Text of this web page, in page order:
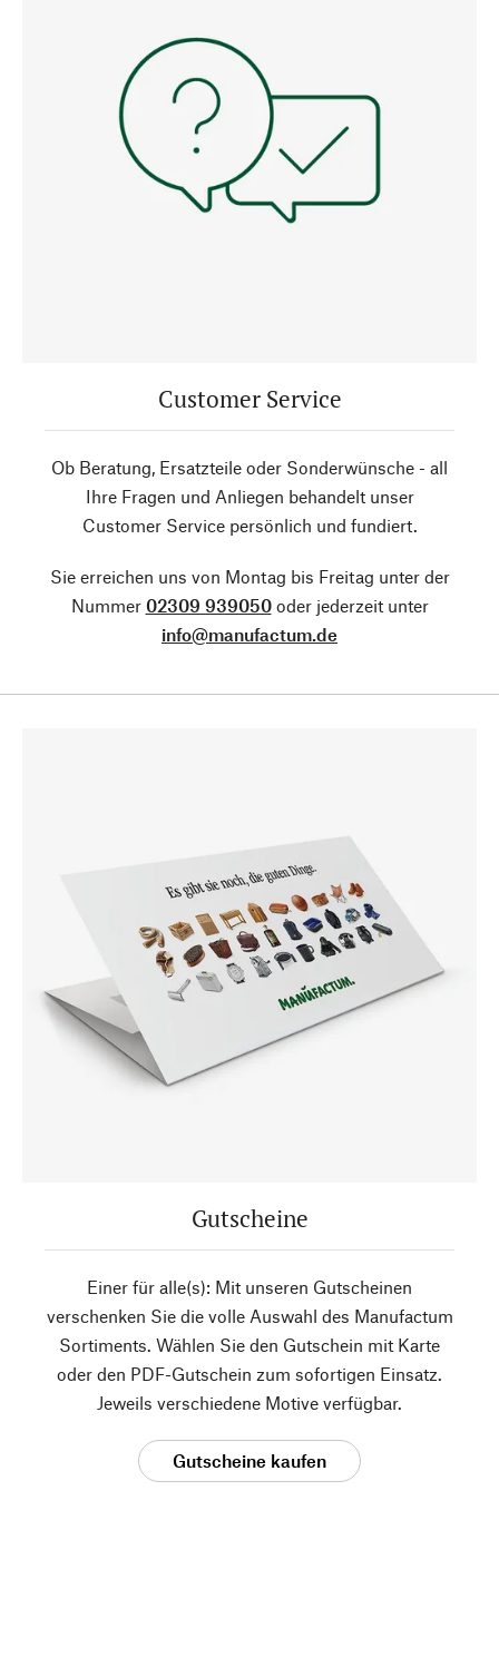
Customer Service
Ob Beratung, Ersatzteile oder Sonderwünsche - all
Ihre Fragen und Anliegen behandelt unser
Customer Service persönlich und fundiert.
Sie erreichen uns von Montag bis Freitag unter der
Nummer 02309 939050oder jederzeit unter
info@manufactum.de
Gutscheine
Einer für alle(s): Mit unseren Gutscheinen
verschenken Sie die volle Auswahl des Manufactum
Sortiments. Wählen Sie den Gutschein mit Karte
oder den PDF-Gutschein zum sofortigen Einsatz.
Jeweils verschiedene Motive verfügbar.
Gutscheine kaufen